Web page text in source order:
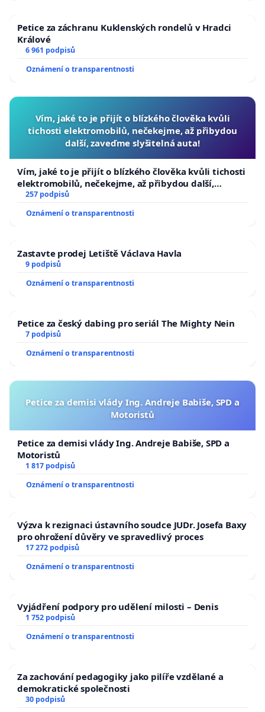
Petice za záchranu Kuklenských rondelů v Hradci
Králové
6 961 podpisů
Oznámení o transparentnosti
Vím, jaké to je přijít o blízkého člověka kvůli
tichosti elektromobilů, nečekejme, až přibydou
další, zaveďme slyšitelná auta!
Vím, jaké to je přijít o blízkého člověka kvůli tichosti
elektromobilů, nečekejme, až přibydou další,
zaveďme slyšitelná auta!
257 podpisů
Oznámení o transparentnosti
Zastavte prodej Letiště Václava Havla
9 podpisů
Oznámení o transparentnosti
Petice za český dabing pro seriál The Mighty Nein
7 podpisů
Oznámení o transparentnosti
Petice za demisi vlády Ing. Andreje Babiše, SPD a
Motoristů
Petice za demisi vlády Ing. Andreje Babiše, SPD a
Motoristů
1 817 podpisů
Oznámení o transparentnosti
Výzva k rezignaci ústavního soudce JUDr. Josefa Baxy
pro ohrožení důvěry ve spravedlivý proces
17 272 podpisů
Oznámení o transparentnosti
Vyjádření podpory pro udělení milosti – Denis
1 752 podpisů
Oznámení o transparentnosti
Za zachování pedagogiky jako pilíře vzdělané a
demokratické společnosti
30 podpisů